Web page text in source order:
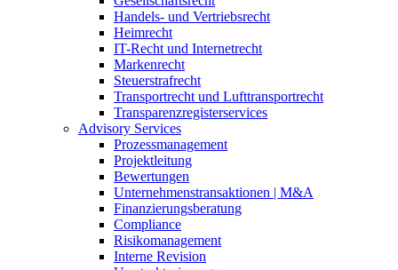
Handels- und Vertriebsrecht
Heimrecht
IT-Recht und Internetrecht
Markenrecht
Steuerstrafrecht
Transportrecht und Lufttransportrecht
Transparenzregisterservices
Advisory Services
Prozessmanagement
Projektleitung
Bewertungen
Unternehmenstransaktionen | M&A
Finanzierungsberatung
Compliance
Risikomanagement
Interne Revision